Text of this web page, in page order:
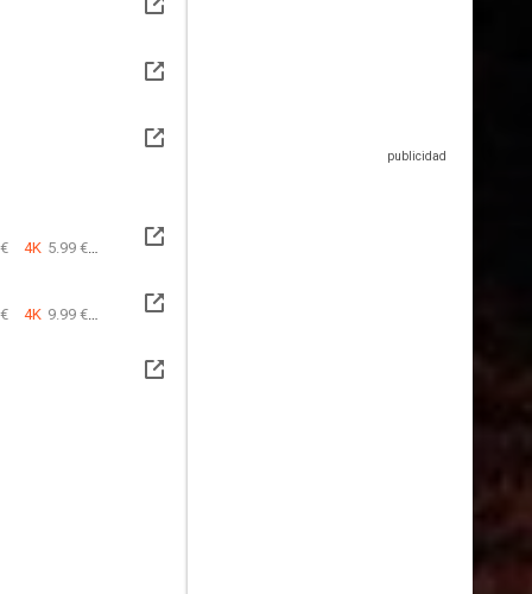
4K 5.99 €
4K 9.99 €